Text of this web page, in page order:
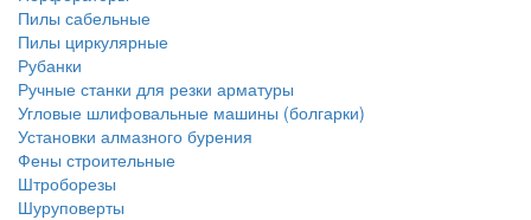
Пилы сабельные
Пилы циркулярные
Рубанки
Ручные станки для резки арматуры
Угловые шлифовальные машины (болгарки)
Установки алмазного бурения
Фены строительные
Штроборезы
Шуруповерты